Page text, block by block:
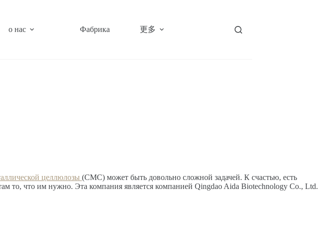
o нас Фабрика 更多
целлюлозы (CMC) может быть довольно сложной задачей. К счастью, есть
то, что им нужно. Эта компания является компанией Qingdao Aida Biotechnology Co., Ltd.